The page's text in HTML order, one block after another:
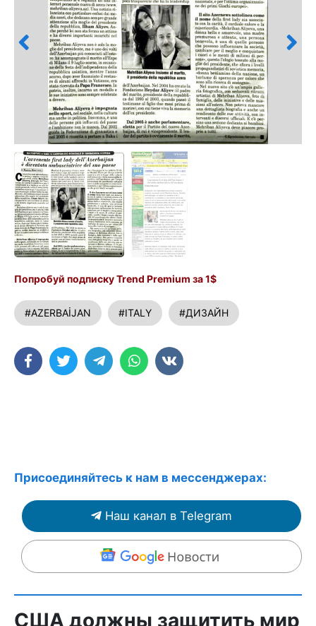
Попробуй подписку Trend Premium за 1$
#AZERBAİJAN #ITALY #ДИЗАЙН
Присоединяйтесь к нам в мессенджерах:
Наш канал в Telegram
США должны защитить мир